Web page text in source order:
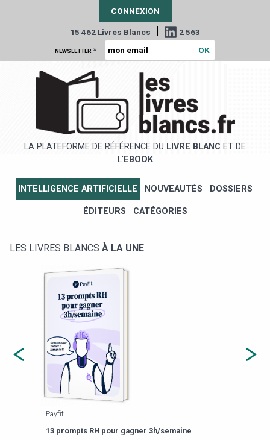
CONNEXION
15 462 Livres Blancs | 2 563
NEWSLETTER *
LA PLATEFORME DE RÉFÉRENCE DU LIVRE BLANC ET DE
L' EBOOK
INTELLIGENCE ARTIFICIELLE NOUVEAUTÉS DOSSIERS
ÉDITEURS CATÉGORIES
LES LIVRES BLANCS À LA UNE
Payfit
13 prompts RH pour gagner 3h/semaine